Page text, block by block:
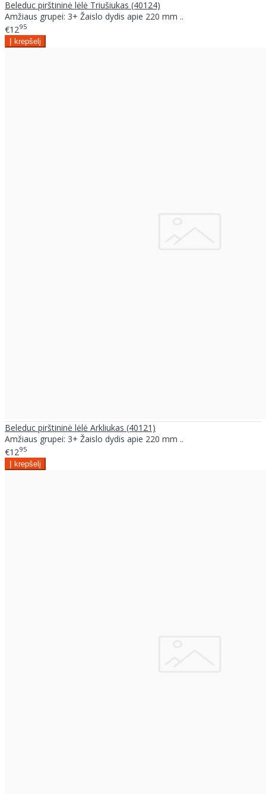
Beleduc pirštininė lėlė Triušiukas (40124)
Amžiaus grupei: 3+ Žaislo dydis apie 220 mm ..
€1295
Beleduc pirštininė lėlė Arkliukas (40121)
Amžiaus grupei: 3+ Žaislo dydis apie 220 mm ..
€1295